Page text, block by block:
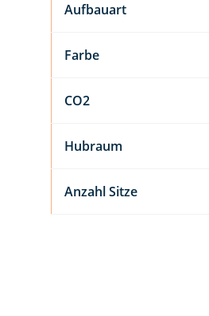
Aufbauart
Farbe
CO2
Hubraum
Anzahl Sitze